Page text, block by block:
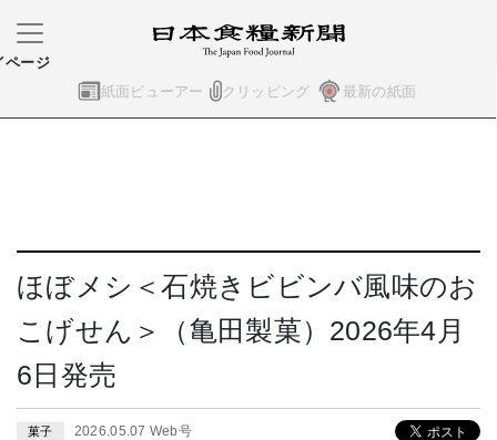
紙面ビューアー クリッピング 最新の紙面
ページ
ほぼメシ＜石焼きビビンバ風味のお
こげせん＞（亀田製菓）2026年4月
6日発売
菓子 2026.05.07 Web号